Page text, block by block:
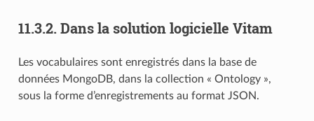
11.3.2. Dans la solution logicielle Vitam
Les vocabulaires sont enregistrés dans la base de
données MongoDB, dans la collection « Ontology »,
sous la forme d’enregistrements au format JSON.